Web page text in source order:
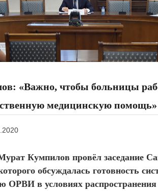
«Важно, чтобы больницы
медицинскую помощь»
Кумпилов провёл заседание
обсуждалась готовность
ОРВИ в условиях